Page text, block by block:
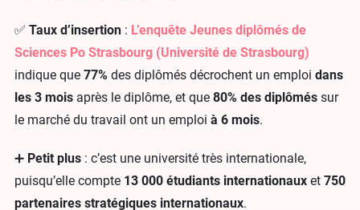
✅ Taux d’insertion : L’enquête Jeunes diplômés de
Sciences Po Strasbourg (Université de Strasbourg)
indique que 77% des diplômés décrochent un emploi dans
les 3 mois après le diplôme, et que 80% des diplômés sur
le marché du travail ont un emploi à 6 mois.
➕ Petit plus : c’est une université très internationale,
puisqu’elle compte 13 000 étudiants internationaux et 750
partenaires stratégiques internationaux.